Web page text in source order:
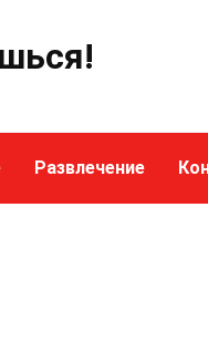
Развлечение